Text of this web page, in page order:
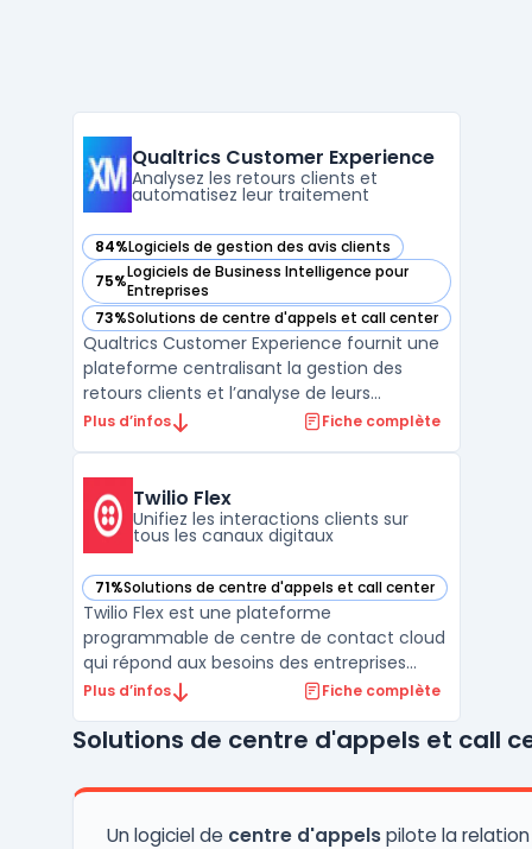
Qualtrics Customer Experience
Analysez les retours clients et
automatisez leur traitement
84%Logiciels de gestion des avis clients
— voir Qualtrics Customer Experience dans cette catégorie
75%Logiciels de Business Intelligence pour
Entreprises
— voir Qualtrics Customer Experience dans cette catégorie
73%Solutions de centre d'appels et call center
— voir Qualtrics Customer Experience dans cette catégorie
Qualtrics Customer Experience fournit une
plateforme centralisant la gestion des
retours clients et l’analyse de leurs
interactions sur tous les canaux. Les
d’échanges avec le centre de contact, des
réseaux sociaux ou de ...
Plus d’infos Fiche complète
Twilio Flex
Unifiez les interactions clients sur
tous les canaux digitaux
71%Solutions de centre d'appels et call center
— voir Twilio Flex dans cette catégorie
Twilio Flex est une plateforme
programmable de centre de contact cloud
qui répond aux besoins des entreprises
souhaitant unifier et personnaliser leur
de service client et de vente centralisent
avec un accès natif à ...
Plus d’infos Fiche complète
Solutions de centre d'appels et call
Un logiciel de centre d'appelspilote la